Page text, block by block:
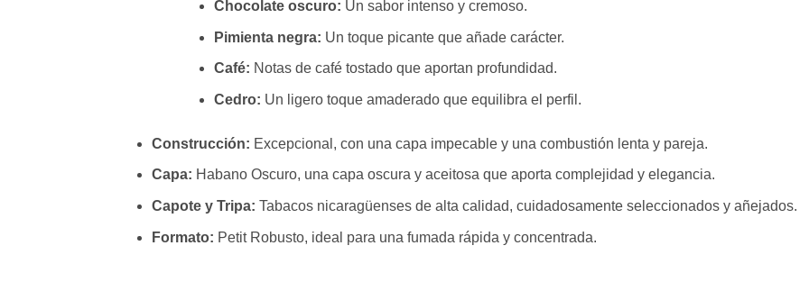
Chocolate oscuro: Un sabor intenso y cremoso.
Pimienta negra: Un toque picante que añade carácter.
Café: Notas de café tostado que aportan profundidad.
Cedro: Un ligero toque amaderado que equilibra el perfil.
Construcción: Excepcional, con una capa impecable y una combustión lenta y pareja.
Capa: Habano Oscuro, una capa oscura y aceitosa que aporta complejidad y elegancia.
Capote y Tripa: Tabacos nicaragüenses de alta calidad, cuidadosamente seleccionados y añejados.
Formato: Petit Robusto, ideal para una fumada rápida y concentrada.